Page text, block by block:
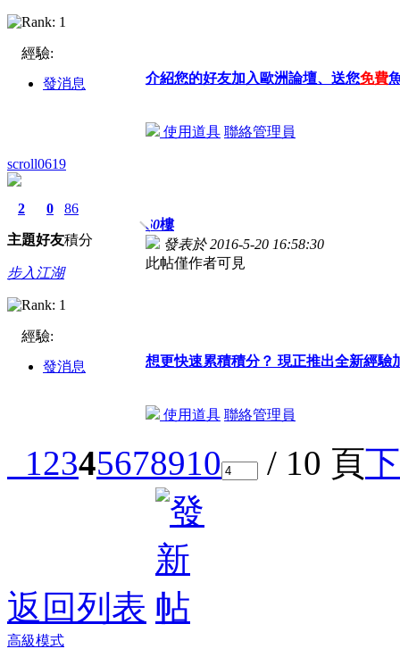
經驗:
發消息
介紹您的好友加入歐洲論壇、送您免費
使用道具 聯絡管理員
scroll0619
2
主題
0
好友
86
積分
步入江湖
經驗:
發消息
60樓
發表於 2016-5-20 16:58:30
此帖僅作者可見
想更快速累積積分？ 現正推出全新經驗
使用道具 聯絡管理員
12345678910 / 10 頁
返回列表
高級模式